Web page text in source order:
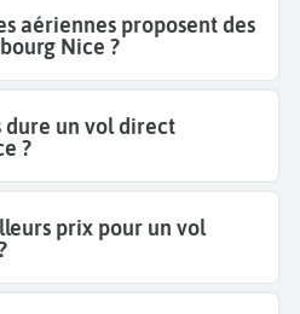
aériennes proposent des
Nice ?
dure un vol direct
?
prix pour un vol